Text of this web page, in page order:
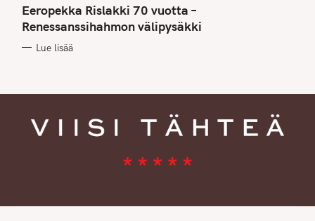
T
E
G
O
I
Eeropekka Rislakki 70 vuotta –
Renessanssihahmon välipysäkki
Lue lisää